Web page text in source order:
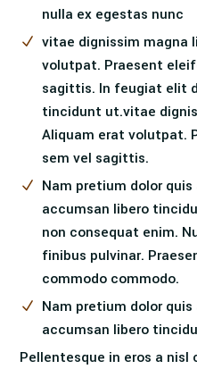
nulla ex egestas nunc
vitae dignissim magna
volutpat. Praesent
sagittis. In feugiat elit
tincidunt ut.vitae
Aliquam erat volutpat.
sem vel sagittis.
Nam pretium dolor
accumsan libero
non consequat enim.
finibus pulvinar.
commodo commodo.
Nam pretium dolor
accumsan libero
Pellentesque in eros a nisl